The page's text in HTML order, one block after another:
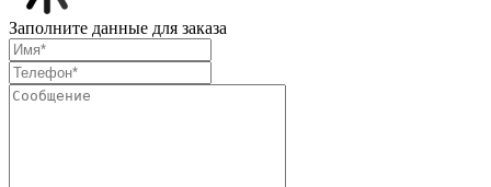
Заполните данные для заказа